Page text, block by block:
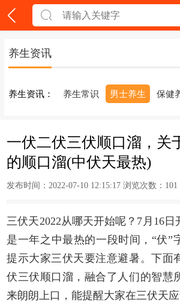
养生资讯
养生资讯： 养生常识 男士养生 保健
一伏二伏三伏顺口溜，关
的顺口溜(中伏天最热)
发布时间：2022-07-10 12:15:17 浏览次数： 101
三伏天2022从哪天开始呢？7月16日
是一年之中最热的一段时间，“伏”
提示大家三伏天要注意避暑。下面
伏三伏顺口溜，融合了人们的智慧
来朗朗上口，能提醒大家在三伏天应